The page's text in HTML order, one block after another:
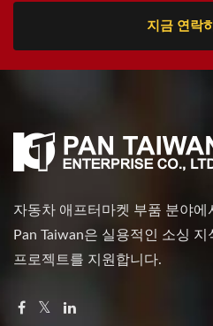
지금 연락
자동차 애프터마켓 부품 분야
Pan Taiwan은 실용적인 소싱
프로젝트를 지원합니다.